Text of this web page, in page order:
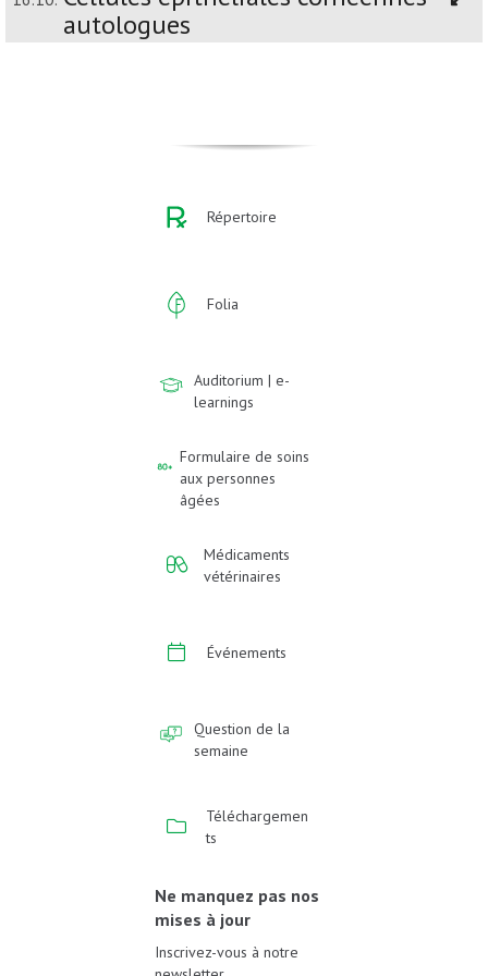
autologues
Répertoire
Folia
Auditorium | e-
learnings
Formulaire de soins
aux personnes
âgées
Médicaments
vétérinaires
Événements
Question de la
semaine
Téléchargemen
ts
Ne manquez pas nos
mises à jour
Inscrivez-vous à notre